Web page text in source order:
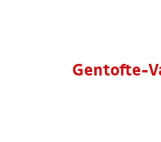
Gentofte-